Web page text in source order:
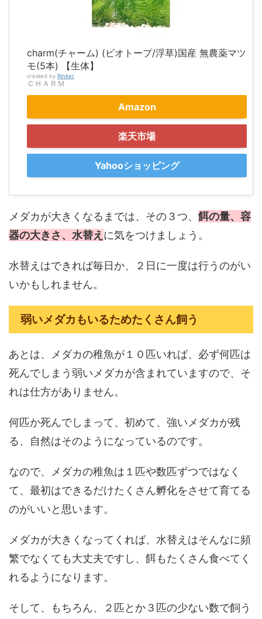
charm(チャーム) (ビオトープ/浮草)国産 無農薬マツ
モ(5本) 【生体】
created by Rinker
ＣＨＡＲＭ
Amazon
楽天市場
Yahooショッピング
メダカが大きくなるまでは、その３つ、 餌の量、容
器の大きさ、水替え に気をつけましょう。
水替えはできれば毎日か、２日に一度は行うのがい
いかもしれません。
弱いメダカもいるためたくさん飼う
あとは、メダカの稚魚が１０匹いれば、必ず何匹は
死んでしまう弱いメダカが含まれていますので、そ
れは仕方がありません。
何匹か死んでしまって、初めて、強いメダカが残
る、自然はそのようになっているのです。
なので、メダカの稚魚は１匹や数匹ずつではなく
て、最初はできるだけたくさん孵化をさせて育てる
のがいいと思います。
メダカが大きくなってくれば、水替えはそんなに頻
繁でなくても大丈夫ですし、餌もたくさん食べてく
れるようになります。
そして、もちろん、２匹とか３匹の少ない数で飼う